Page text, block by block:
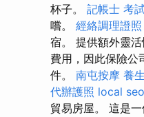
杯子。 記帳士 考
嚐。 經絡調理證照
宿。 提供額外靈
費用，因此保險公
件。 南屯按摩 養
代辦護照 local seo
貿易房屋。 這是